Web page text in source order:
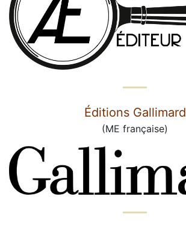
Éditions Gallimard
(ME française)